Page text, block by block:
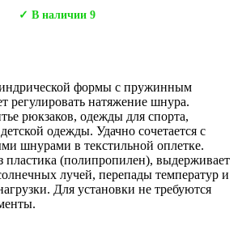
✓ В наличии 9
формы с пружинным
регулировать натяжение шнура.
рюкзаков, одежды для спорта,
одежды. Удачно сочетается с
шнурами в текстильной оплетке.
пластика (полипропилен), выдерживает
лучей, перепады температур и
Для установки не требуются